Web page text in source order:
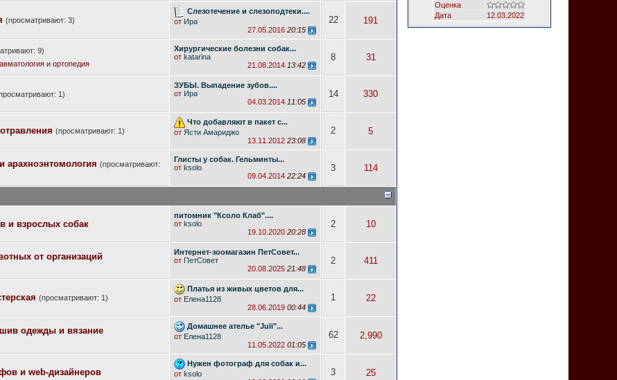
Оценка
Дата
12.03.2022
(просматривают: 3)
Слезотечение и слезоподтеки....
от Ира
27.05.2016 20:15
22 191
9)
и ортопедия
Хирургические болезни собак...
от katarina
21.08.2014 13:42
8 31
1)
ЗУБЫ. Выпадение зубов....
от Ира
04.03.2014 11:05
14 330
(просматривают: 1)
Что добавляют в пакет с...
от Ясти Амариджо
13.11.2012 23:08
2 5
арахноэнтомология (просматривают:
Глисты у собак. Гельминты...
от ksolo
09.04.2014 22:24
3 114
и взрослых собак
питомник "Ксоло Клаб"....
от ksolo
19.10.2020 20:28
2 10
от организаций
Интернет-зоомагазин ПетСовет...
от ПетСовет
20.08.2025 21:48
2 411
(просматривают: 1)
Платья из живых цветов для...
от Елена1128
28.06.2019 00:44
1 22
одежды и вязание
Домашнее ателье "Juli"...
от Елена1128
11.05.2022 01:05
62 2,990
и web-дизайнеров
Нужен фотограф для собак и...
от ksolo
3 25